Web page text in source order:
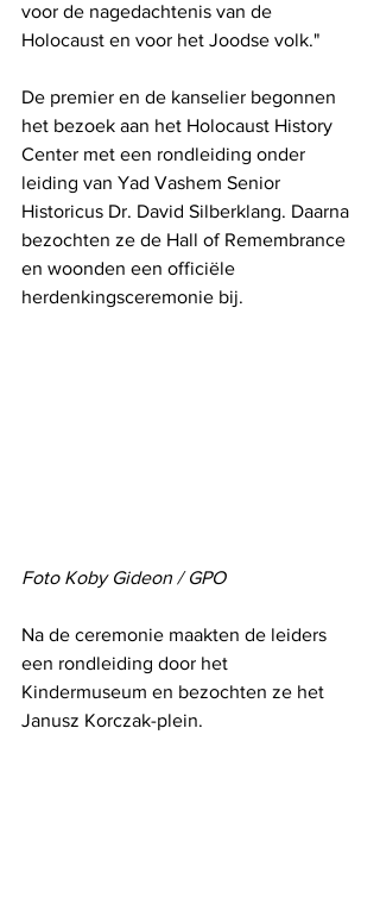
voor de nagedachtenis van de
Holocaust en voor het Joodse volk."
De premier en de kanselier begonnen
het bezoek aan het Holocaust History
Center met een rondleiding onder
leiding van Yad Vashem Senior
Historicus Dr. David Silberklang. Daarna
bezochten ze de Hall of Remembrance
en woonden een officiële
herdenkingsceremonie bij.
Foto Koby Gideon / GPO
Na de ceremonie maakten de leiders
een rondleiding door het
Kindermuseum en bezochten ze het
Janusz Korczak-plein.